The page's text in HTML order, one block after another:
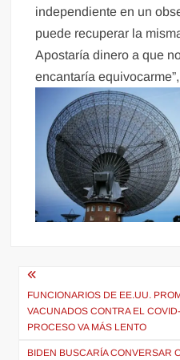
independiente en un
puede recuperar la
Apostaría dinero a que
encantaría
Navegación
de
entradas
FUNCIONARIOS DE EE.UU.
VACUNADOS CONTRA EL
PROCESO VA MÁS LENTO
BIDEN BUSCARÍA CONVERSAR